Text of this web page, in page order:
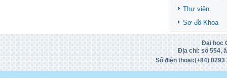
Thư viện
Sơ đồ Khoa
Đại học
Địa chỉ: số 554,
Số điện thoại:(+84)